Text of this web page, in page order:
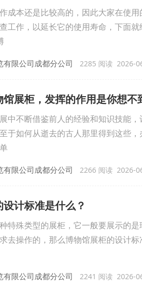
成本还是比较高的，因此大家在使
工作，以延长它的使用寿命，下面
有限公司成都分公司 2285 阅读 2026-
展柜，发挥的作用是你想不
中不断借鉴前人的经验和知识技能
于如何从逝去的古人那里得到这些
有限公司成都分公司 2266 阅读 2026-
计标准是什么？
特殊类型的展柜，它一般要展示的
去操作的，那么博物馆展柜的设计
有限公司成都分公司 2241 阅读 2026-